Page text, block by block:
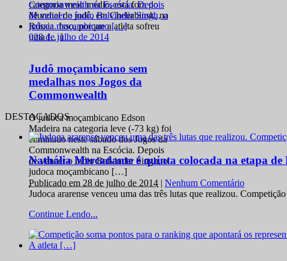
categoria meio médio, está fora do
Mundial de judô, em Cheliabinsk, na
Rússia. Isso, porque a atleta sofreu
uma […]
028 de julho de 2014
Judô moçambicano sem
medalhas nos Jogos da
Commonwealth
O judoca moçambicano Edson
Madeira na categoria leve (-73 kg) foi
eliminado neste sábado dos Jogos da
Commonwealth na Escócia. Depois
de vencer o índio Balvinder Singh, o
judoca moçambicano […]
DESTACADOS
Nathália Mercadante é quinta colocada na etapa
Publicado em 28 de julho de 2014 | Nenhum Comentário
Judoca ararense venceu uma das três lutas que realizou.
Continue Lendo...